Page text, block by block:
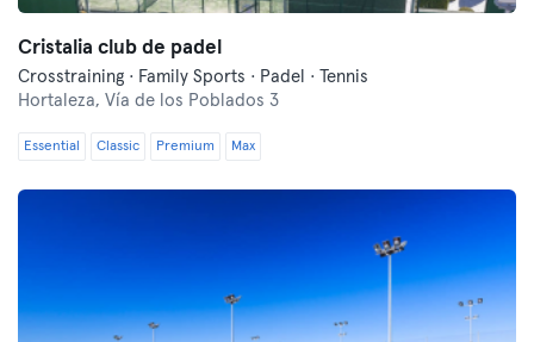
Cristalia club de padel
Crosstraining · Family Sports · Padel · Tennis
Hortaleza, Vía de los Poblados 3
Essential Classic Premium Max